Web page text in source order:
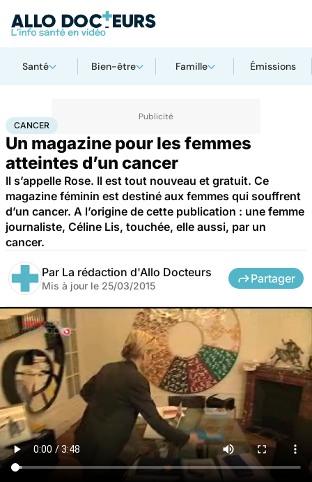
Santé Bien-être Famille Émissions
AccueilSanté Cancer
CANCER
Un magazine pour les femmes
atteintes d’un cancer
Il s’appelle Rose. Il est tout nouveau et gratuit. Ce
magazine féminin est destiné aux femmes qui souffrent
d’un cancer. A l’origine de cette publication : une femme
journaliste, Céline Lis, touchée, elle aussi, par un
cancer.
Par La rédaction d'Allo Docteurs
Mis à jour le 25/03/2015
Partager